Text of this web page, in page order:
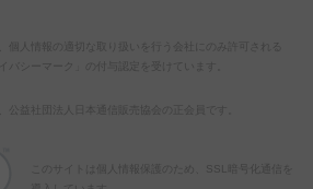
、個人情報の適切な取り扱いを行う会社にのみ許可される
イバシーマーク」の付与認定を受けています。
、公益社団法人日本通信販売協会の正会員です。
このサイトは個人情報保護のため、SSL暗号化通信を